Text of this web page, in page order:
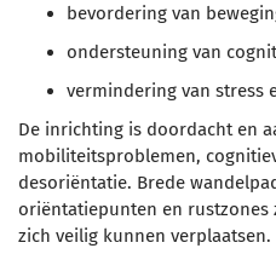
bevordering van
ondersteuning van
vermindering van stress
De inrichting is doordacht en
mobiliteitsproblemen,
desoriëntatie. Brede
oriëntatiepunten en
zich veilig kunnen verplaatsen.